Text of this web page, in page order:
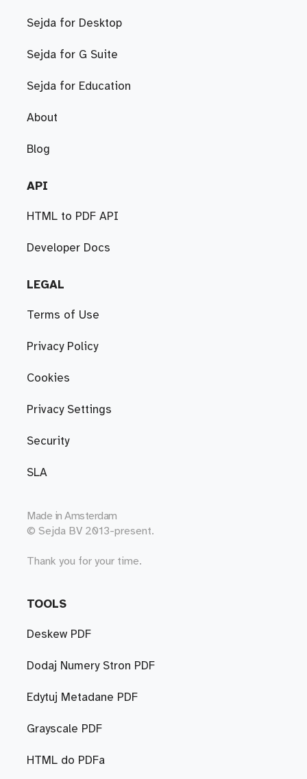
Sejda for Desktop
Sejda for G Suite
Sejda for Education
About
Blog
API
HTML to PDF API
Developer Docs
LEGAL
Terms of Use
Privacy Policy
Cookies
Privacy Settings
Security
SLA
Made in Amsterdam
© Sejda BV 2013-present.
Thank you for your time.
TOOLS
Deskew PDF
Dodaj Numery Stron PDF
Edytuj Metadane PDF
Grayscale PDF
HTML do PDFa